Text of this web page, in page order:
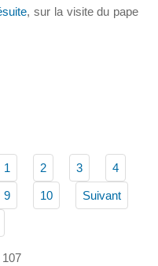
, sur la visite du pape
1 2 3 4
9 10 Suivant